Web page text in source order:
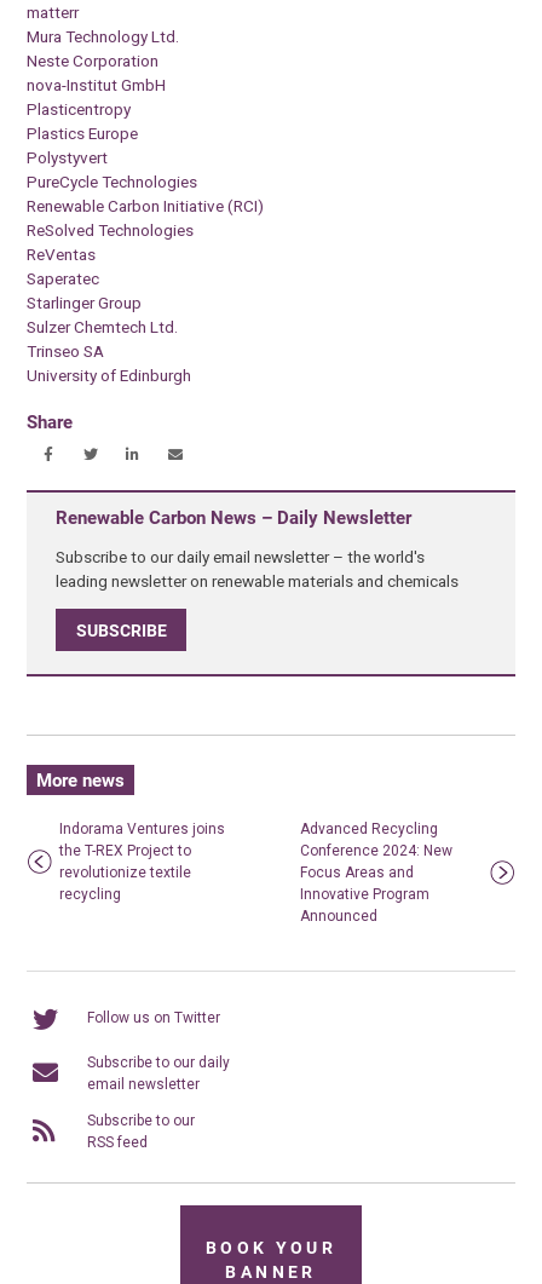
matterr
Mura Technology Ltd.
Neste Corporation
nova-Institut GmbH
Plasticentropy
Plastics Europe
Polystyvert
PureCycle Technologies
Renewable Carbon Initiative (RCI)
ReSolved Technologies
ReVentas
Saperatec
Starlinger Group
Sulzer Chemtech Ltd.
Trinseo SA
University of Edinburgh
Share
Renewable Carbon News – Daily Newsletter
Subscribe to our daily email newsletter – the world's
leading newsletter on renewable materials and chemicals
SUBSCRIBE
More news
Indorama Ventures joins
the T-REX Project to
revolutionize textile
recycling
Advanced Recycling
Conference 2024: New
Focus Areas and
Innovative Program
Announced
Follow us on Twitter
Subscribe to our daily
email newsletter
Subscribe to our
RSS feed
BOOK YOUR
BANNER